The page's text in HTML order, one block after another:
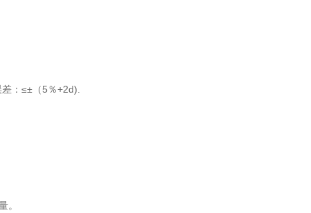
：≤±（5％+2d).
。